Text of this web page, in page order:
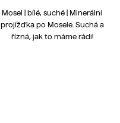
Mosel | bílé, suché | Minerální
projížďka po Mosele. Suchá a
řízná, jak to máme rádi!